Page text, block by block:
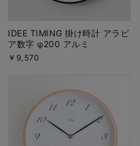
IDEE TIMING 掛け時計 アラビ
ア数字 φ200 アルミ
￥9,570